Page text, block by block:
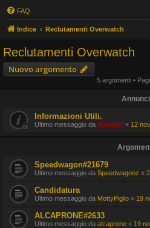
FAQ
Indice Reclutamenti Overwatch
Reclutamenti Overwatch
Nuovo argomento
5 argomenti •
Annunci
Informazioni Utili.
Ultimo messaggio da Asder17 « 12
Speedwagon#21679
Ultimo messaggio da Speedwagonz «
Candidatura
Ultimo messaggio da MottyPiglio « 19
ALCAPRONE#2633
Ultimo messaggio da alcaprone « 19